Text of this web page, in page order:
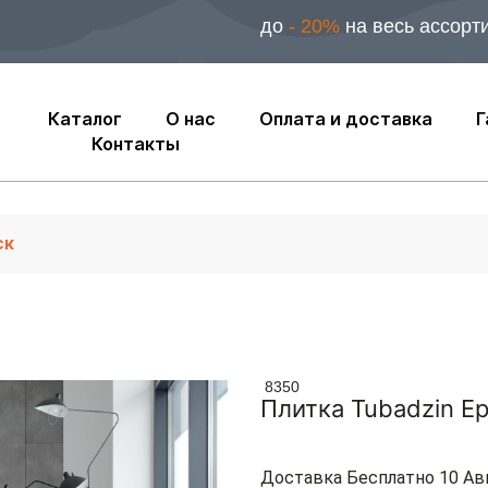
до - 20% на весь
Каталог О нас Оплата и доставка
Контакты
8350
Плитка Tubadzin
Доставка Бесплатно 10